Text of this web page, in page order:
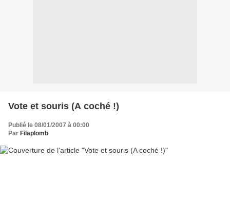
Vote et souris (A coché !)
Publié le 08/01/2007 à 00:00
Par Filaplomb